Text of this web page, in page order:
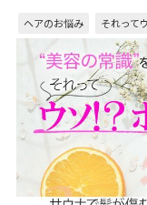
ヘアのお悩み それって